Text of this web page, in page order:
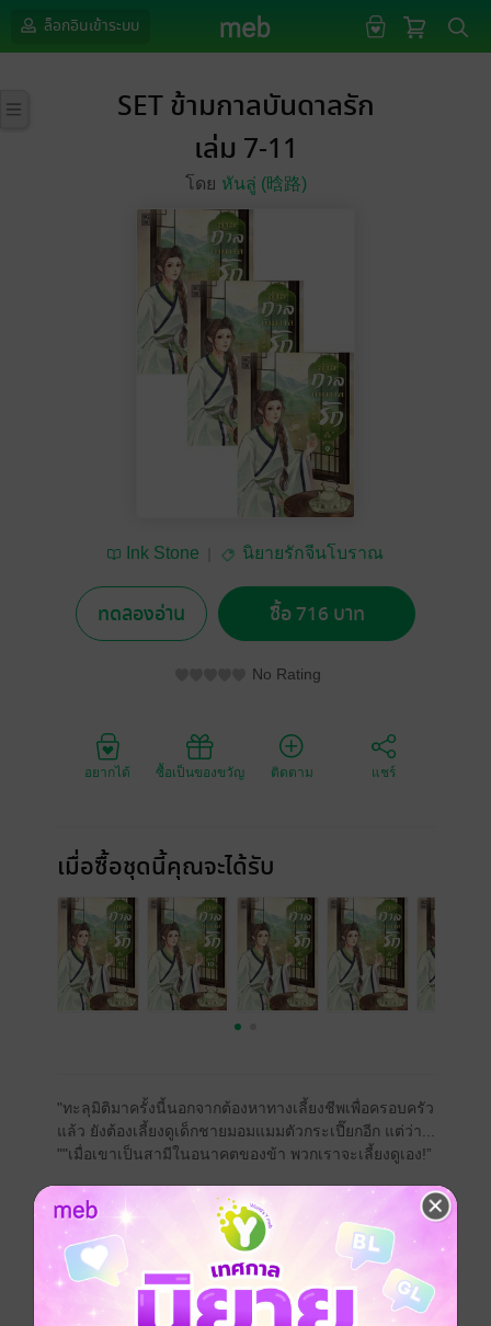
ล็อกอินเข้าระบบ
SET ข้ามกาลบันดาลรัก
เล่ม 7-11
โดย หันลู่ (晗路)
Ink Stone นิยายรักจีนโบราณ
ทดลองอ่าน ซื้อ 716 บาท
No Rating
อยากได้ ซื้อเป็นของขวัญ ติดตาม แชร์
เมื่อซื้อชุดนี้คุณจะได้รับ
"ทะลุมิติมาครั้งนี้นอกจากต้องหาทางเลี้ยงชีพเพื่อครอบครัว
แล้ว ยังต้องเลี้ยงดูเด็กชายมอมแมมตัวกระเปี๊ยกอีก แต่ว่า...
""เมื่อเขาเป็นสามีในอนาคตของข้า พวกเราจะเลี้ยงดูเอง!”
เมื่อนักฆ่าในยุคปัจจุบันอย่าง เมิ่งเชียนโยว ต้องทะลุมิติเข้า
มาอยู่ในร่างของสาวน้อยชนบทผู้เอาแต่ใจ
ประสบการณ์ครั้งใหม่จึงได้เริ่มต้นขึ้น!
นางจะเอาชีวิตรอดได้อย่างไรในครอบครัวที่อัตคัดเช่นนี้
หนทางเดียวที่พอจะทำได้ก็คือการหาทางเลี้ยงชีพเพื่อพลิก
ฟื้นครอบครัวชาวนาให้ขึ้นมารุ่งเรืองมั่งคั่ง แต่ด้วยความ